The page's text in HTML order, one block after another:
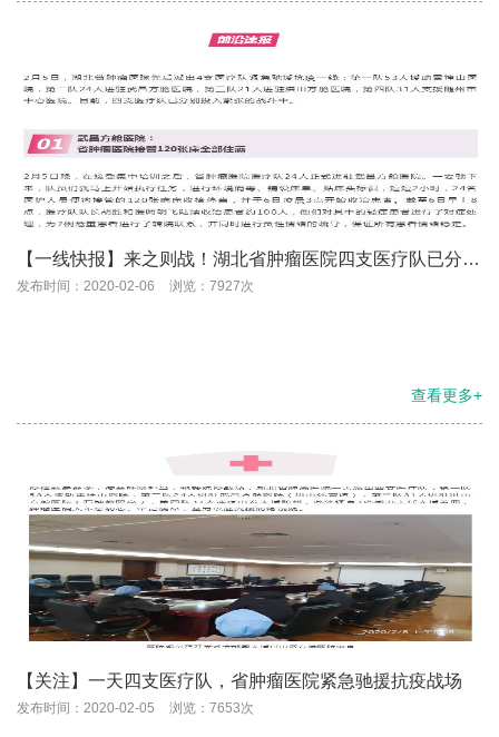
【一线快报】来之则战！湖北省肿瘤医院四支医疗队已分别
投入战斗！
发布时间：2020-02-06 浏览：7927次
查看更多+
【关注】一天四支医疗队，省肿瘤医院紧急驰援抗疫战场
发布时间：2020-02-05 浏览：7653次